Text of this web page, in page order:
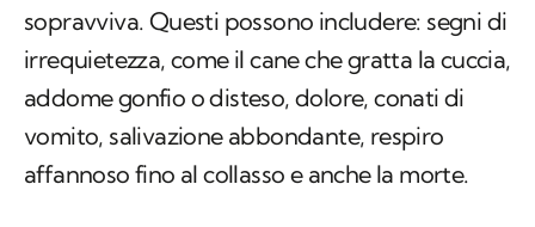
sopravviva. Questi possono includere: segni di
irrequietezza, come il cane che gratta la cuccia,
addome gonfio o disteso, dolore, conati di
vomito, salivazione abbondante, respiro
affannoso fino al collasso e anche la morte.